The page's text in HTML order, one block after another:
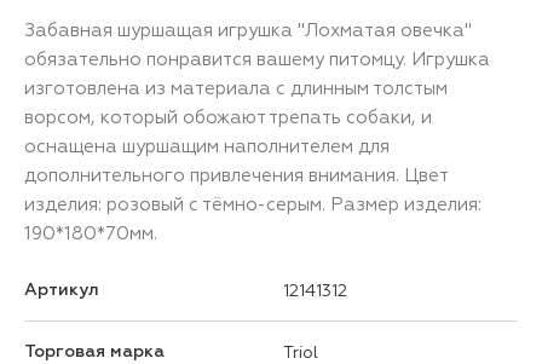
Забавная шуршащая игрушка "Лохматая овечка"
обязательно понравится вашему питомцу. Игрушка
изготовлена из материала с длинным толстым
ворсом, который обожают трепать собаки, и
оснащена шуршащим наполнителем для
дополнительного привлечения внимания. Цвет
изделия: розовый с тёмно-серым. Размер изделия:
190*180*70мм.
Артикул 12141312
Торговая марка Triol